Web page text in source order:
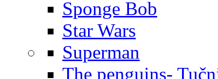
Sponge Bob
Star Wars
Superman
The penguins-